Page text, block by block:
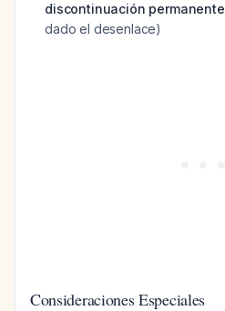
discontinuación permanente
dado el desenlace)
Consideraciones Especiales